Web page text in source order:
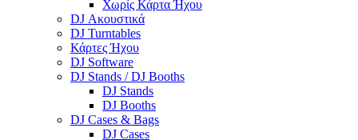
Χωρίς Κάρτα Ήχου
DJ Ακουστικά
DJ Turntables
Κάρτες Ήχου
DJ Software
DJ Stands / DJ Booths
DJ Stands
DJ Booths
DJ Cases & Bags
DJ Cases